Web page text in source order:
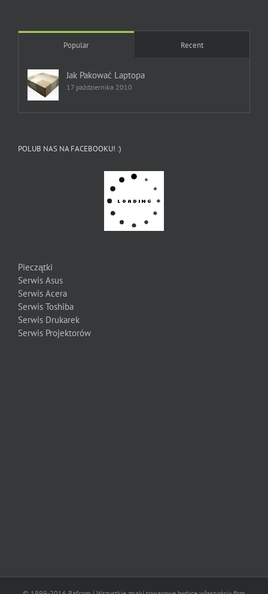
Popular Recent
Jak Pakować Laptopa
17 października 2010
POLUB NAS NA FACEBOOKU! :)
Pieczątki
Serwis Asus
Serwis Acera
Serwis Toshiba
Serwis Drukarek
Serwis Projektorów